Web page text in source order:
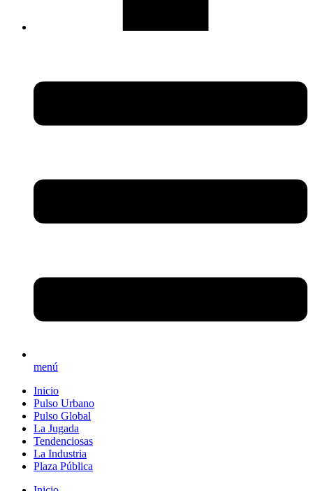
menú
Inicio
Pulso Urbano
Pulso Global
La Jugada
Tendenciosas
La Industria
Plaza Pública